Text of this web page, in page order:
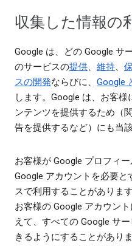
収集した情報の
Google は、どの Google サ
のサービスの提供、 維持、
スの開発ならびに、 Google
します。Google は、お客
ンテンツを提供するため（
告を提供するなど）にも当
お客様が Google プロフィ
Google アカウントを必要
スで利用することがありま
お客様の Google アカウン
えて、すべての Google サ
きるようにすることがあり